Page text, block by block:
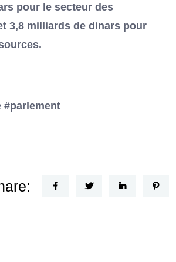
pour le secteur des
3,8 milliards de dinars pour
#parlement